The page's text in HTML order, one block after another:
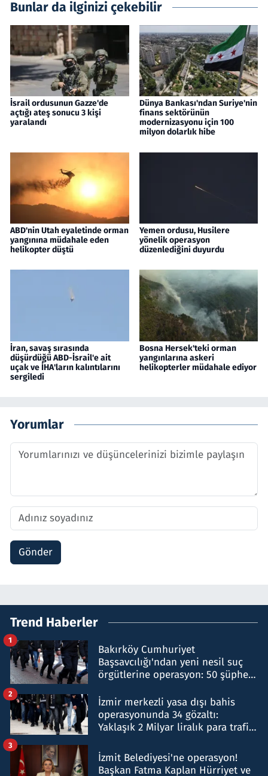
Bunlar da ilginizi çekebilir
İsrail ordusunun Gazze'de
açtığı ateş sonucu 3 kişi
yaralandı
Dünya Bankası'ndan Suriye'nin
finans sektörünün
modernizasyonu için 100
milyon dolarlık hibe
ABD'nin Utah eyaletinde orman
yangınına müdahale eden
helikopter düştü
Yemen ordusu, Husilere
yönelik operasyon
düzenlediğini duyurdu
İran, savaş sırasında
düşürdüğü ABD-İsrail'e ait
uçak ve İHA'ların kalıntılarını
sergiledi
Bosna Hersek'teki orman
yangınlarına askeri
helikopterler müdahale ediyor
Yorumlar
Gönder
Trend Haberler
Bakırköy Cumhuriyet
Başsavcılığı'ndan yeni nesil suç
örgütlerine operasyon: 50 şüpheli
1
İzmir merkezli yasa dışı bahis
operasyonunda 34 gözaltı:
Yaklaşık 2 Milyar liralık para trafiği
2
İzmit Belediyesi'ne operasyon!
Başkan Fatma Kaplan Hürriyet ve
3